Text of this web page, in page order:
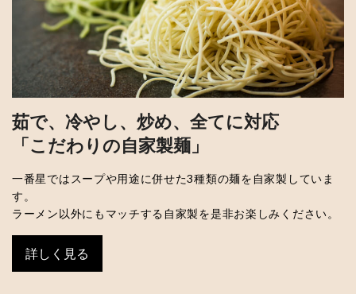
茹で、冷やし、炒め、全てに対応
「こだわりの自家製麺」
一番星ではスープや用途に併せた3種類の麺を自家製していま
す。
ラーメン以外にもマッチする自家製を是非お楽しみください。
詳しく見る